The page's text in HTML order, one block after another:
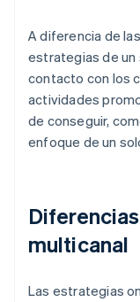
A diferencia de
estrategias de un
contacto con los
actividades
de conseguir,
enfoque de un
multicanal
Las estrategias